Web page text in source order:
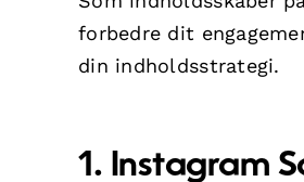
forbedre dit
din indholdsstrategi.
1. Instagram